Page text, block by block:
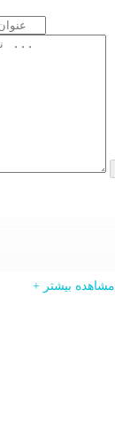
+ ادامه مطلب
+ مشاهده بیشتر